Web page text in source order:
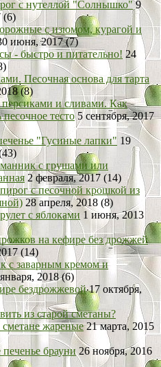
с нутеллой "Солнышко"9
(6)
с изюмом, курагой и
июня, 2017 (7)
- быстро и питательно! 24
Песочная основа для тарта
(8)
персиками и сливами. Как
тесто5 сентября, 2017
"Гусиные лапки" 19
с грушами или
2 февраля, 2017 (14)
с песочной крошкой из
28 апреля, 2018 (8)
с яблоками 1 июня, 2013
на кефире без дрожжей
(14)
с заварным кремом и
2018 (6)
бездрожжевой17 октября,
из старой сметаны?
жареные21 марта, 2015
брауни26 ноября, 2016